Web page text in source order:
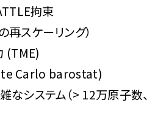
拘束
再スケーリング）
(TME)
Carlo barostat)
なシステム（> 12万原子数、